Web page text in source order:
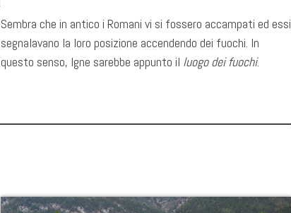
Sembra che in antico i Romani vi si fossero accampati ed essi
segnalavano la loro posizione accendendo dei fuochi. In
questo senso, Igne sarebbe appunto il luogo dei fuochi.